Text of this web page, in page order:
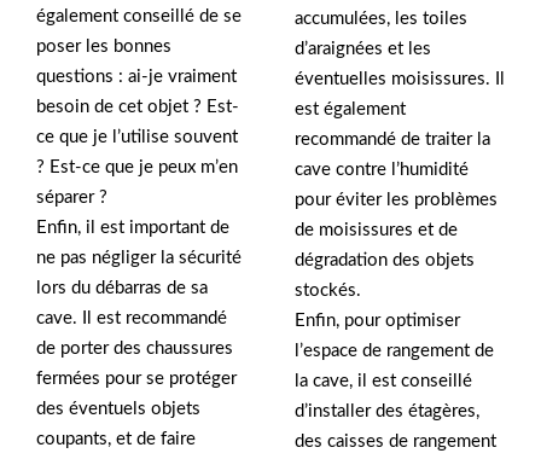
également conseillé de se
poser les bonnes
questions : ai-je vraiment
besoin de cet objet ? Est-
ce que je l’utilise souvent
? Est-ce que je peux m’en
séparer ?
Enfin, il est important de
ne pas négliger la sécurité
lors du débarras de sa
cave. Il est recommandé
de porter des chaussures
fermées pour se protéger
des éventuels objets
coupants, et de faire
accumulées, les toiles
d’araignées et les
éventuelles moisissures. Il
est également
recommandé de traiter la
cave contre l’humidité
pour éviter les problèmes
de moisissures et de
dégradation des objets
stockés.
Enfin, pour optimiser
l’espace de rangement de
la cave, il est conseillé
d’installer des étagères,
des caisses de rangement